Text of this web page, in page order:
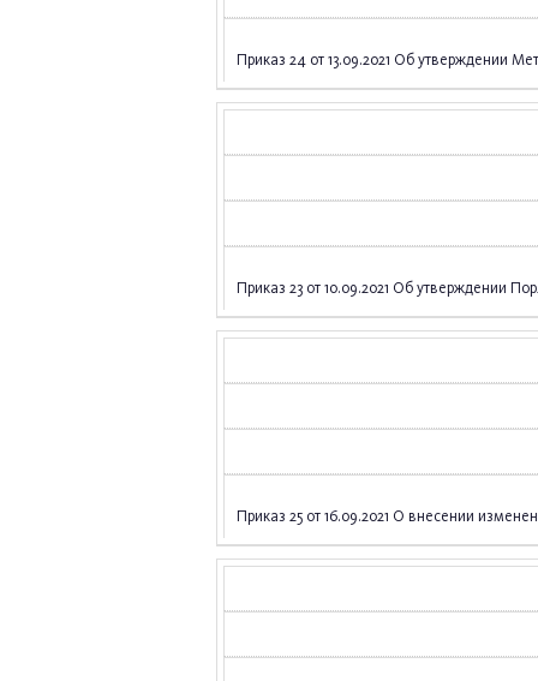
Приказ 24 от 13.09.2021 Об утверждении
Приказ 23 от 10.09.2021 Об утверждении
Приказ 25 от 16.09.2021 О внесении